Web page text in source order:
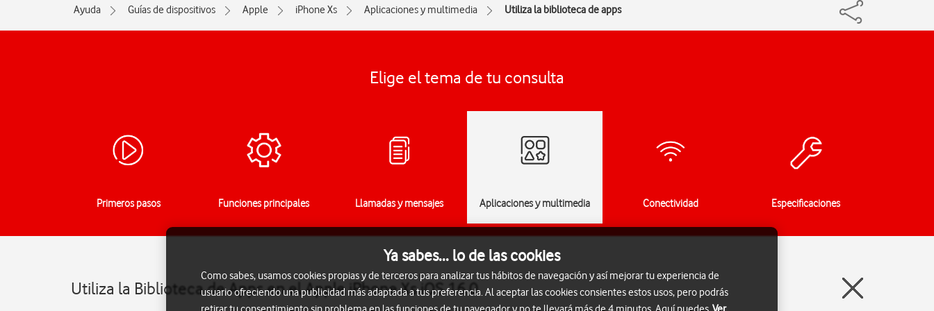
Ayuda Guías de dispositivos Apple iPhone Xs Aplicaciones y multimedia Utiliza la biblioteca de apps
Elige el tema de tu consulta
Primeros pasos Funciones principales Llamadas y mensajes Aplicaciones y multimedia Conectividad Especificaciones
Utiliza la Biblioteca de Apps en el Apple iPhone Xs iOS 16.0
Ya sabes... lo de las cookies
Como sabes, usamos cookies propias y de terceros para analizar tus hábitos de navegación y así mejorar tu experiencia de
usuario ofreciendo una publicidad más adaptada a tus preferencia. Al aceptar las cookies consientes estos usos, pero podrás